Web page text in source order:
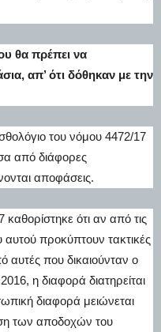
θα πρέπει να
απ’ ότι δόθηκαν με την
του νόμου 4472/17
από διάφορες
αποφάσεις.
ότι αν από τις
αυτού προκύπτουν τακτικές
αυτές που δικαιούνταν ο
η διαφορά διατηρείται
διαφορά μειώνεται
των αποδοχών του